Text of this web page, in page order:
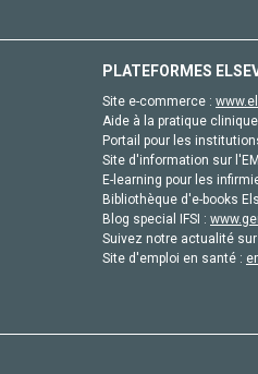
PLATEFORMES
Site e-commerce :
Aide à la pratique
Portail pour les
Site d'information sur
E-learning pour les
Bibliothèque d'e-books
Blog special IFSI :
Suivez notre actualité
Site d'emploi en santé :